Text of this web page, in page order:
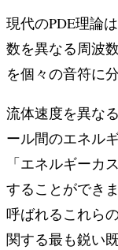
現代のPDE理論は
数を異なる周波
を個々の音符に
流体速度を異な
ール間のエネル
「エネルギーカ
することができま
呼ばれるこれら
関する最も鋭い